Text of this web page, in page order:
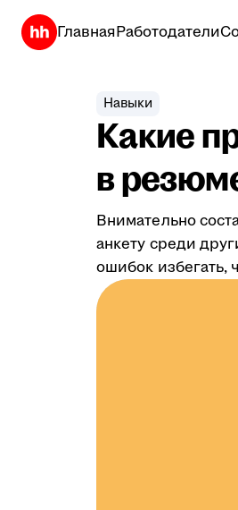
ГлавнаяРаботодатели
Навыки
Какие
в
Внимательно
анкету среди
ошибок избегать,